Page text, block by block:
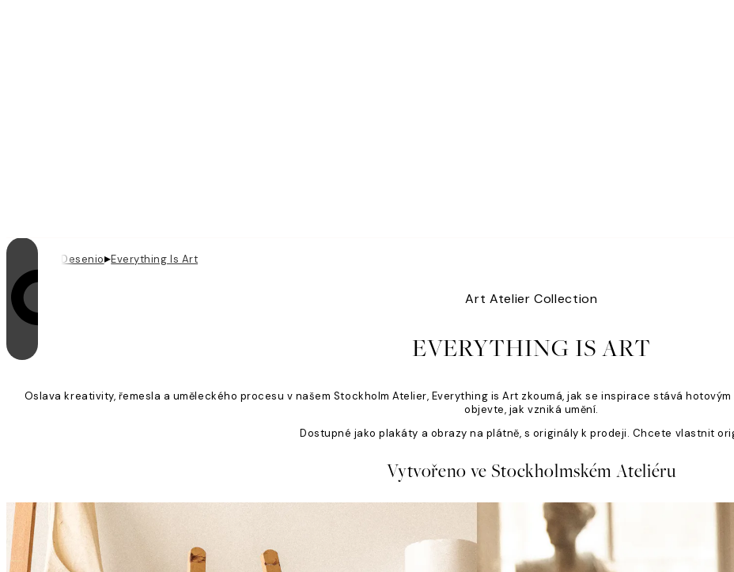
Desenio▸Everything Is Art
Art Atelier Collection
EVERYTHING IS ART
Oslava kreativity, řemesla a uměleckého procesu v našem Stockholm Atelier, Everything is Art zkoumá, jak se inspirace stává
objevte, jak vzniká umění.
Dostupné jako plakáty a obrazy na plátně, s originály k prodeji. Chcete vlastnit
Vytvořeno ve Stockholmském Ateliéru